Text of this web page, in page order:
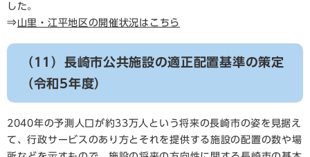
した。
⇒山里・江平地区の開催状況はこちら
（11）長崎市公共施設の適正配置基準の策定
（令和5年度）
2040年の予測人口が約33万人という将来の長崎市の姿を見据え
て、行政サービスのあり方とそれを提供する施設の配置の数や場